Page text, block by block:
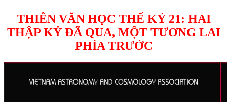
THIÊN VĂN HỌC THẾ KỶ 21: HAI
THẬP KỶ ĐÃ QUA, MỘT TƯƠNG LAI
PHÍA TRƯỚC